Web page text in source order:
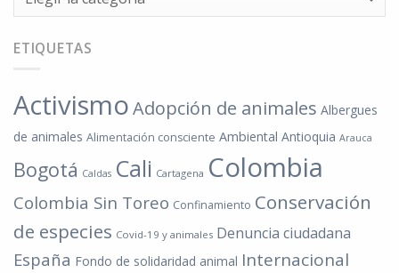
ETIQUETAS
ActivismoAdopción de animales Albergues
de animales Alimentación consciente Ambiental Antioquia Arauca
Bogotá Caldas Cali Cartagena Colombia
Colombia Sin Toreo Confinamiento Conservación
de especies Covid-19 y animales Denuncia ciudadana
España Fondo de solidaridad animal Internacional